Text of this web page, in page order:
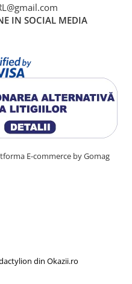
IN SOCIAL MEDIA
E-commerce by Gomag